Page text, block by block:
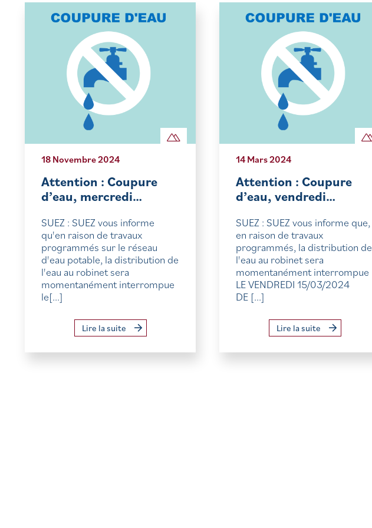
18 Novembre 2024
Attention : Coupure
d’eau, mercredi…
SUEZ : SUEZ vous informe
qu'en raison de travaux
programmés sur le réseau
d'eau potable, la distribution de
l'eau au robinet sera
momentanément interrompue
le[...]
Lire la suite
14 Mars 2024
Attention : Coupure
d’eau, vendredi…
SUEZ : SUEZ vous informe que,
en raison de travaux
programmés, la distribution de
l'eau au robinet sera
momentanément interrompue
LE VENDREDI 15/03/2024
DE [...]
Lire la suite